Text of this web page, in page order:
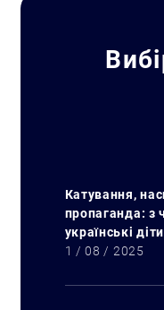
Катування,
пропаганда: з
українські
1 / 08 / 2025